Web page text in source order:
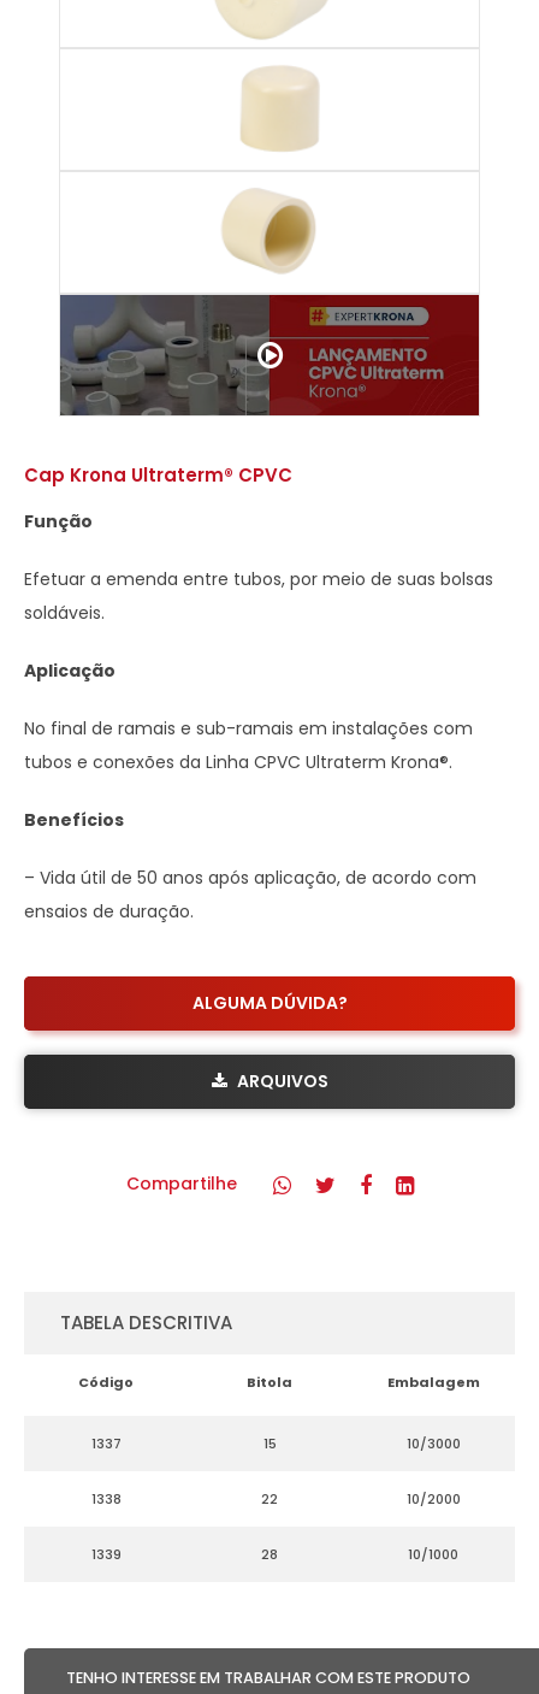
Cap Krona Ultraterm® CPVC
Função
Efetuar a emenda entre tubos, por meio de suas bolsas
soldáveis.
Aplicação
No final de ramais e sub-ramais em instalações com
tubos e conexões da Linha CPVC Ultraterm Krona®.
Benefícios
– Vida útil de 50 anos após aplicação, de acordo com
ensaios de duração.
ALGUMA DÚVIDA?
ARQUIVOS
Compartilhe
TABELA DESCRITIVA
Código Bitola Embalagem
1337 15 10/3000
1338 22 10/2000
1339 28 10/1000
TENHO INTERESSE EM TRABALHAR COM ESTE PRODUTO